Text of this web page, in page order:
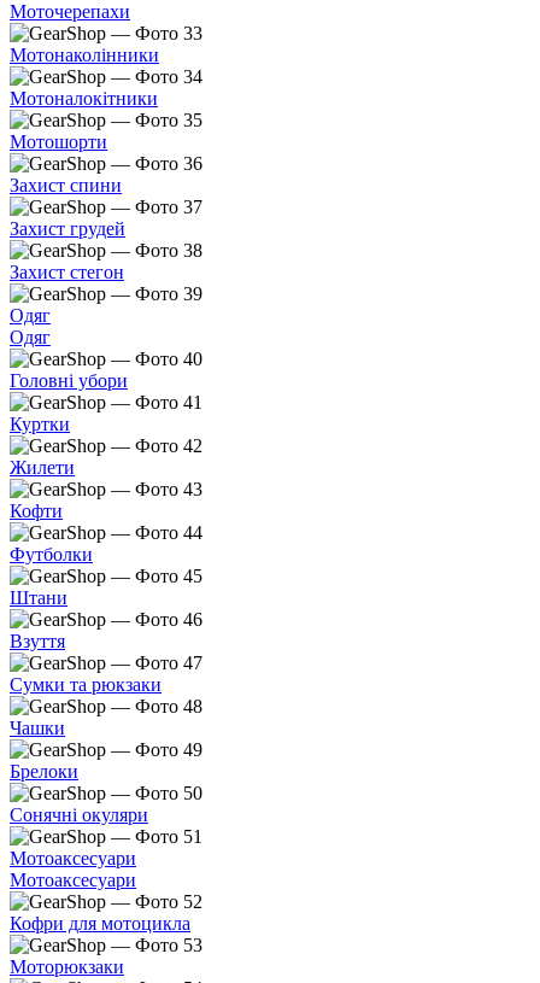
Моточерепахи
Мотонаколінники
Мотоналокітники
Мотошорти
Захист спини
Захист грудей
Захист стегон
Одяг
Одяг
Головні убори
Куртки
Жилети
Кофти
Футболки
Штани
Взуття
Сумки та рюкзаки
Чашки
Брелоки
Сонячні окуляри
Мотоаксесуари
Мотоаксесуари
Кофри для мотоцикла
Моторюкзаки